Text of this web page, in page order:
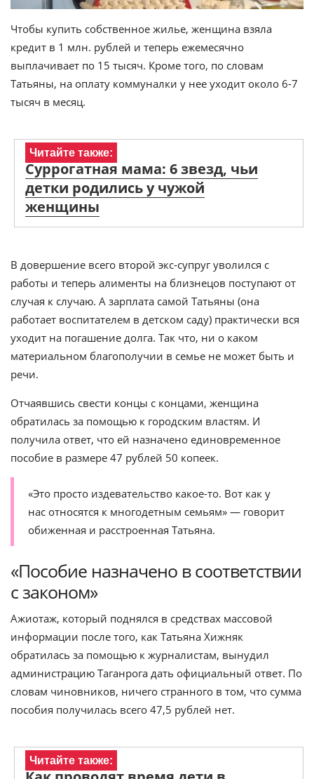
Чтобы купить собственное жилье, женщина взяла
кредит в 1 млн. рублей и теперь ежемесячно
выплачивает по 15 тысяч. Кроме того, по словам
Татьяны, на оплату коммуналки у нее уходит около 6-7
тысяч в месяц.
Читайте также:
Суррогатная мама: 6 звезд, чьи
детки родились у чужой
женщины
В довершение всего второй экс-супруг уволился с
работы и теперь алименты на близнецов поступают от
случая к случаю. А зарплата самой Татьяны (она
работает воспитателем в детском саду) практически вся
уходит на погашение долга. Так что, ни о каком
материальном благополучии в семье не может быть и
речи.
Отчаявшись свести концы с концами, женщина
обратилась за помощью к городским властям. И
получила ответ, что ей назначено единовременное
пособие в размере 47 рублей 50 копеек.
«Это просто издевательство какое-то. Вот как у
нас относятся к многодетным семьям» — говорит
обиженная и расстроенная Татьяна.
«Пособие назначено в соответствии
с законом»
Ажиотаж, который поднялся в средствах массовой
информации после того, как Татьяна Хижняк
обратилась за помощью к журналистам, вынудил
администрацию Таганрога дать официальный ответ. По
словам чиновников, ничего странного в том, что сумма
пособия получилась всего 47,5 рублей нет.
Читайте также: